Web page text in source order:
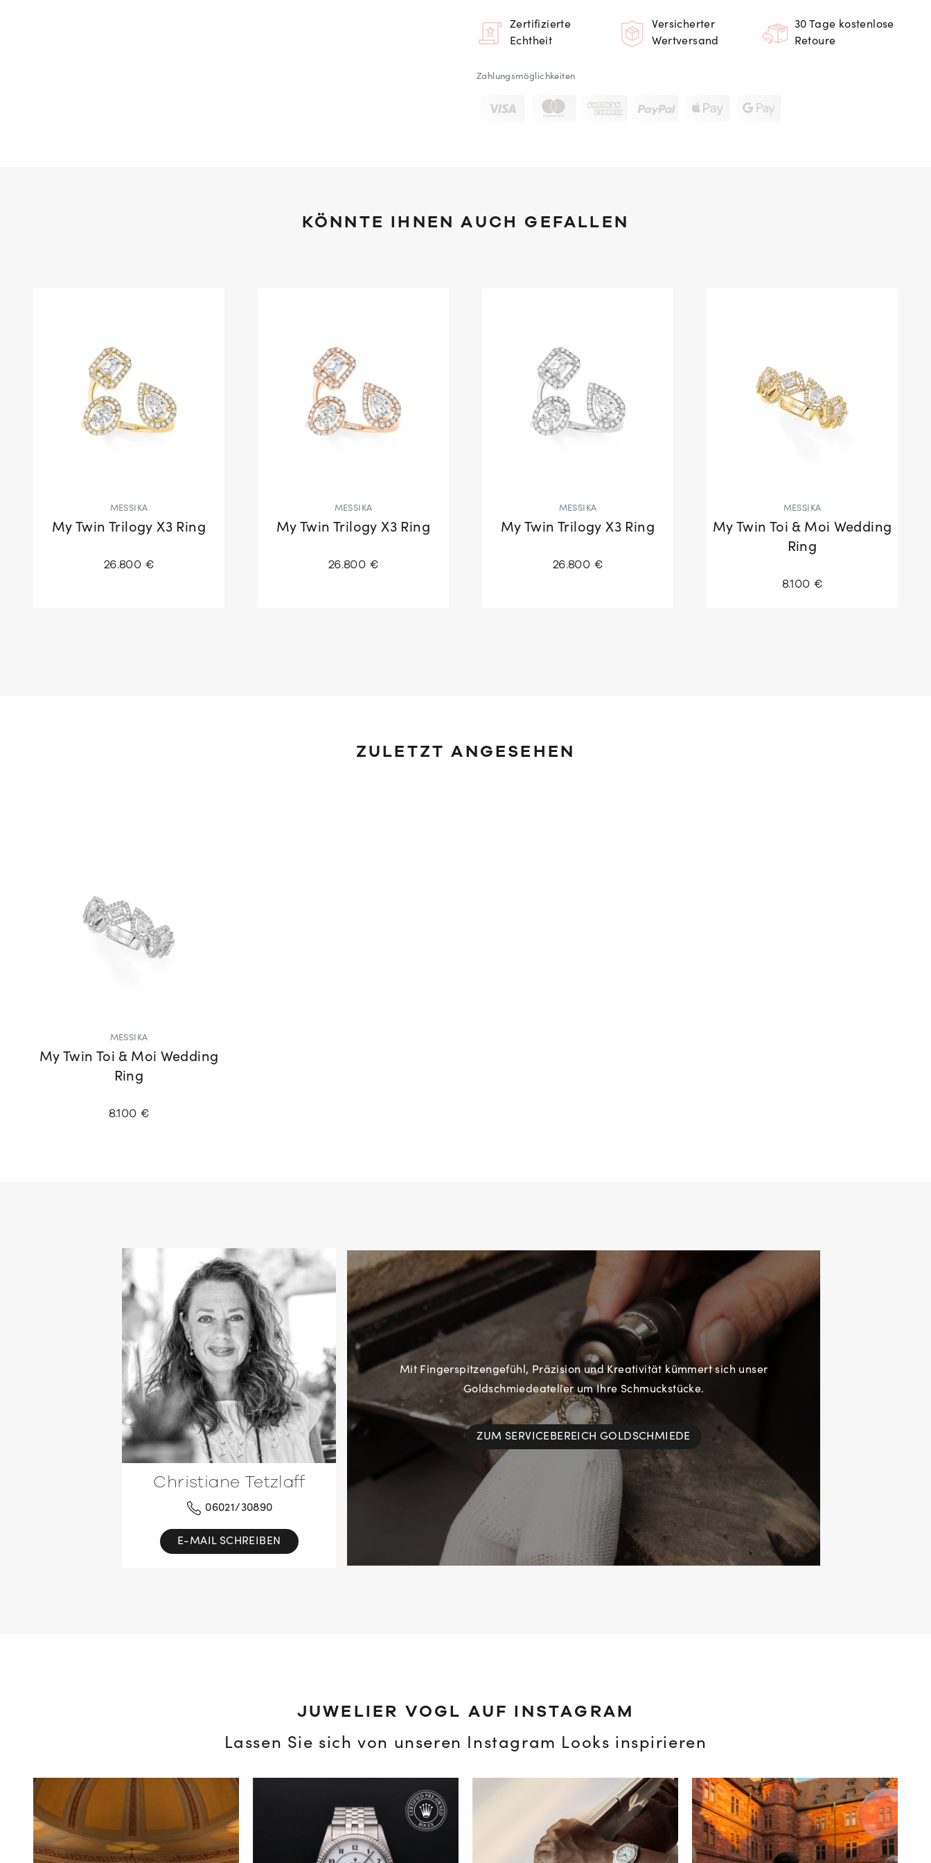
Zertifizierte
Echtheit
Versicherter
Wertversand
30 Tage kostenlose
Retoure
Zahlungsmöglichkeiten
KÖNNTE IHNEN AUCH GEFALLEN
MESSIKA
My Twin Trilogy X3 Ring
26.800 €
MESSIKA
My Twin Trilogy X3 Ring
26.800 €
MESSIKA
My Twin Trilogy X3 Ring
26.800 €
MESSIKA
My Twin Toi & Moi Wedding
Ring
8.100 €
ZULETZT ANGESEHEN
MESSIKA
My Twin Toi & Moi Wedding
Ring
8.100 €
Mit Fingerspitzengefühl, Präzision und Kreativität kümmert sich unser
Goldschmiedeatelier um Ihre Schmuckstücke.
ZUM SERVICEBEREICH GOLDSCHMIEDE
Christiane Tetzlaff
06021/30890
E-MAIL SCHREIBEN
JUWELIER VOGL AUF INSTAGRAM
Lassen Sie sich von unseren Instagram Looks inspirieren